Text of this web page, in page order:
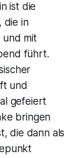
ist die
die in
und mit
führt.
und
gefeiert
bringen
die dann als